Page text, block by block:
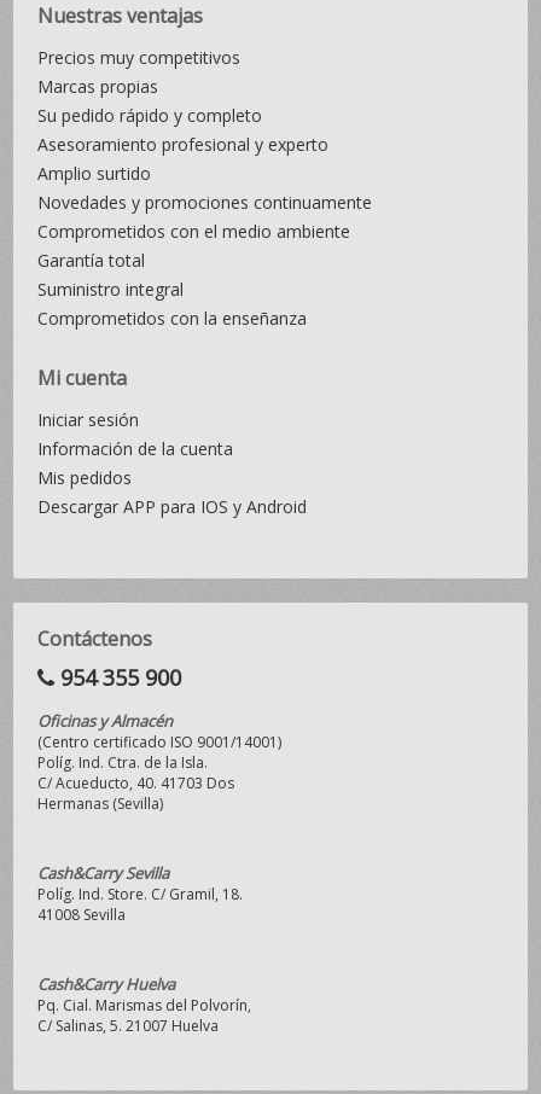
Nuestras ventajas
Precios muy competitivos
Marcas propias
Su pedido rápido y completo
Asesoramiento profesional y experto
Amplio surtido
Novedades y promociones continuamente
Comprometidos con el medio ambiente
Garantía total
Suministro integral
Comprometidos con la enseñanza
Mi cuenta
Iniciar sesión
Información de la cuenta
Mis pedidos
Descargar APP para IOS y Android
Contáctenos
954 355 900
Oficinas y Almacén
(Centro certificado ISO 9001/14001)
Políg. Ind. Ctra. de la Isla.
C/ Acueducto, 40. 41703 Dos
Hermanas (Sevilla)
Cash&Carry Sevilla
Políg. Ind. Store. C/ Gramil, 18.
41008 Sevilla
Cash&Carry Huelva
Pq. Cial. Marismas del Polvorín,
C/ Salinas, 5. 21007 Huelva